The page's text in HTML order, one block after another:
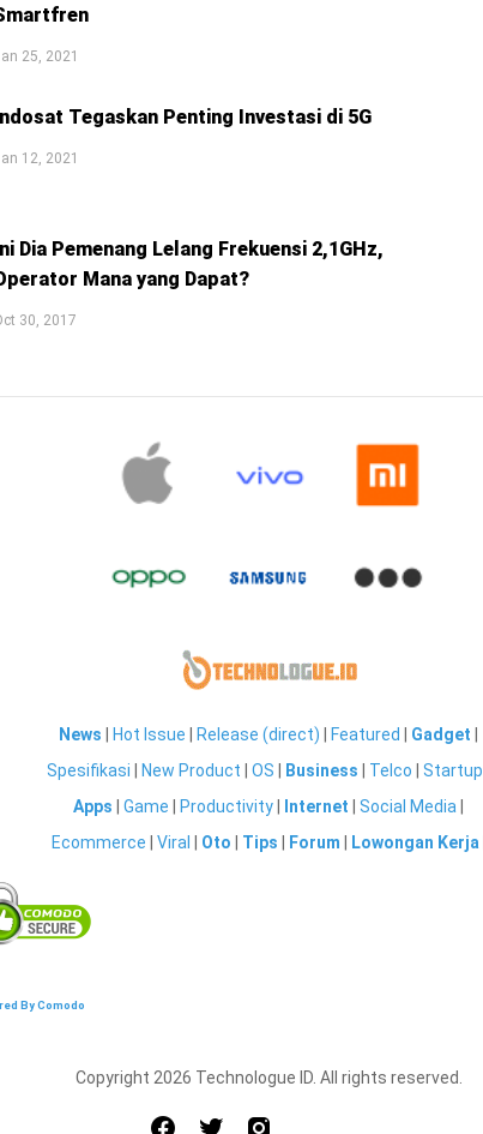
25, 2021
Tegaskan Penting Investasi di 5G
12, 2021
Dia Pemenang Lelang Frekuensi 2,1GHz,
Mana yang Dapat?
30, 2017
News Hot Issue Release (direct) Featured Gadget
Spesifikasi
New Product OS Business Telco Startup
Apps
Game Productivity Internet Social Media
Ecommerce
Viral Oto Tips Forum Lowongan Kerja
By Comodo
Copyright 2026 Technologue ID. All rights reserved.